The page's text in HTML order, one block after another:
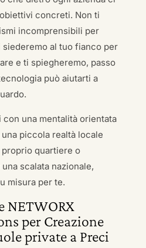
concreti. Non ti
incomprensibili per
al tuo fianco per
e ti spiegheremo, passo
può aiutarti a
una mentalità orientata
piccola realtà locale
quartiere o
scalata nazionale,
misura per te.
NETWORX
per Creazione
private a Preci